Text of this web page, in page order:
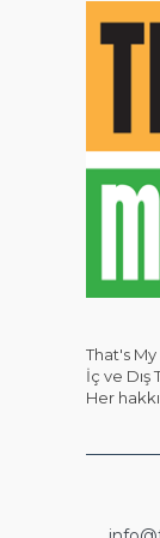
That's
İç ve Dış
Her hakkı